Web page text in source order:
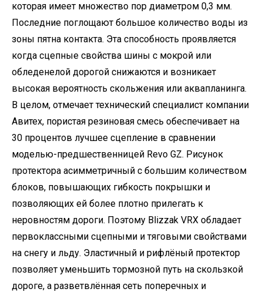
которая имеет множество пор диаметром 0,3 мм.
Последние поглощают большое количество воды из
зоны пятна контакта. Эта способность проявляется
когда сцепные свойства шины с мокрой или
обледенелой дорогой снижаются и возникает
высокая вероятность скольжения или аквапланинга.
В целом, отмечает технический специалист компании
Авитех, пористая резиновая смесь обеспечивает на
30 процентов лучшее сцепление в сравнении
моделью-предшественницей Revo GZ. Рисунок
протектора асимметричный с большим количеством
блоков, повышающих гибкость покрышки и
позволяющих ей более плотно прилегать к
неровностям дороги. Поэтому Blizzak VRX обладает
первоклассными сцепными и тяговыми свойствами
на снегу и льду. Эластичный и рифлёный протектор
позволяет уменьшить тормозной путь на скользкой
дороге, а разветвлённая сеть поперечных и